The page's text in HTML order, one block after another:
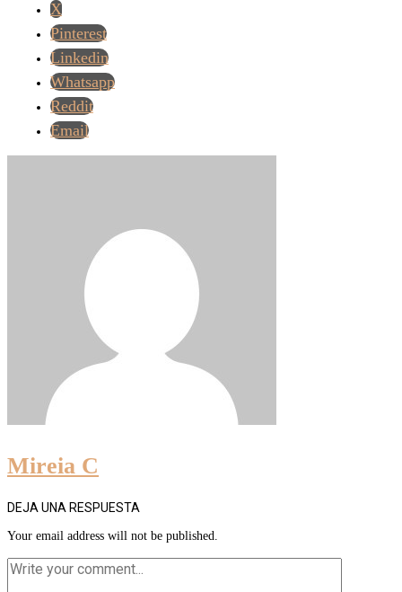
X
Pinterest
Linkedin
Whatsapp
Reddit
Email
Mireia C
DEJA UNA RESPUESTA
Your email address will not be published.